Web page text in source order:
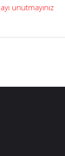
unutmayınız